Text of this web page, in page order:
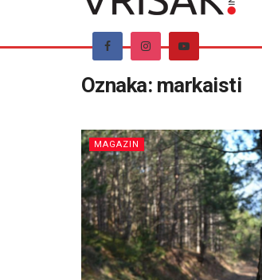
Oznaka: markaisti
MAGAZIN